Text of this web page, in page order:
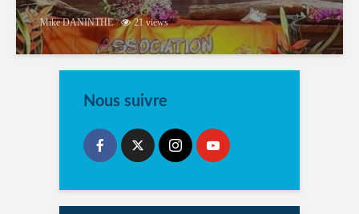
Mike DANINTHE 21 views
Nous suivre